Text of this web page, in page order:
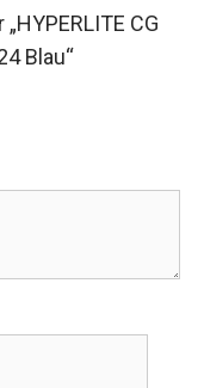
CG
Blau“